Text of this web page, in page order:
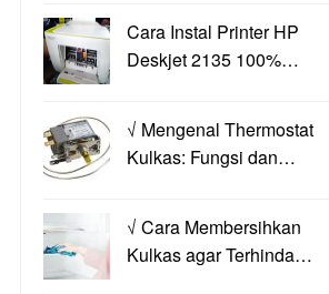
Cara Instal Printer HP
Deskjet 2135 100%…
√ Mengenal Thermostat
Kulkas: Fungsi dan…
√ Cara Membersihkan
Kulkas agar Terhinda…